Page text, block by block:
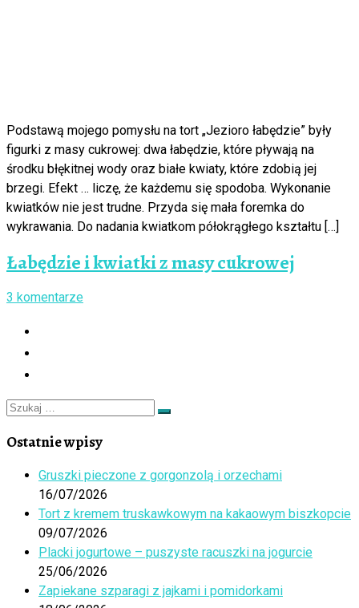
Podstawą mojego pomysłu na tort „Jezioro łabędzie” były
figurki z masy cukrowej: dwa łabędzie, które pływają na
środku błękitnej wody oraz białe kwiaty, które zdobią jej
brzegi. Efekt … liczę, że każdemu się spodoba. Wykonanie
kwiatków nie jest trudne. Przyda się mała foremka do
wykrawania. Do nadania kwiatkom półokrągłego kształtu […]
Łabędzie i kwiatki z masy cukrowej
3 komentarze
Szukaj
Szukaj
Ostatnie wpisy
Gruszki pieczone z gorgonzolą i orzechami
16/07/2026
Tort z kremem truskawkowym na kakaowym biszkopcie
09/07/2026
Placki jogurtowe – puszyste racuszki na jogurcie
25/06/2026
Zapiekane szparagi z jajkami i pomidorkami